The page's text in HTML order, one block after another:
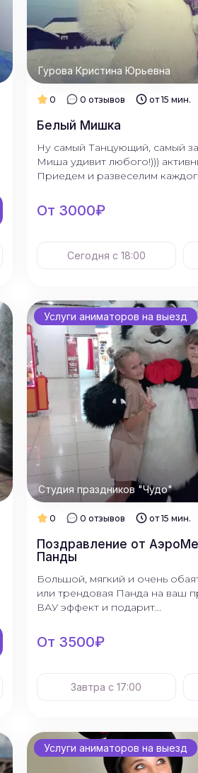
Гурова Кристина Юрьевна
0 0 отзывов от 15 мин.
Белый Мишка
Ну самый Танцующий, самый
Миша удивит любого!)))
Приедем и развеселим
От 3000₽
Сегодня с 18:00
Услуги аниматоров на выезд
Студия праздников "Чудо"
0 0 отзывов от 15 мин.
Поздравление от
Панды
Большой, мягкий и очень
или трендовая Панда на ваш
ВАУ эффект и подарит...
От 3500₽
Завтра с 17:00
Услуги аниматоров на выезд